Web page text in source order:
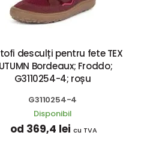
desculți pentru fete TEX
Bordeaux; Froddo;
G3110254-4; roșu
G3110254-4
Disponibil
od 369,4 lei cu TVA